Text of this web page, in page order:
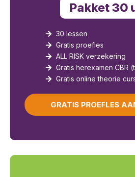
Pakket 30
30 lessen
Gratis proefles
ALL RISK verzekering
Gratis herexamen CBR
Gratis online theorie
GRATIS PROEFLES